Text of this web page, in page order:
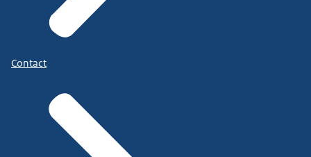
Contact